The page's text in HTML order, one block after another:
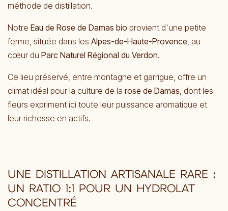
méthode de distillation.
Notre Eau de Rose de Damas bio provient d'une petite
ferme, située dans les Alpes-de-Haute-Provence, au
cœur du Parc Naturel Régional du Verdon.
Ce lieu préservé, entre montagne et garrigue, offre un
climat idéal pour la culture de la rose de Damas, dont les
fleurs expriment ici toute leur puissance aromatique et
leur richesse en actifs.
UNE DISTILLATION ARTISANALE RARE :
UN RATIO 1:1 POUR UN HYDROLAT
CONCENTRÉ